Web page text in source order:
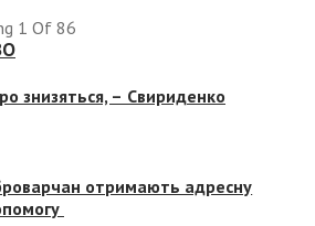
1 Of 86
знизяться, – Свириденко
отримають адресну